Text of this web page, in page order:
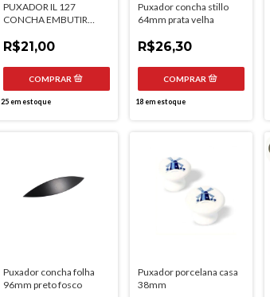
PUXADOR IL 127
CONCHA EMBUTIR
CROMADO ITALYLINE
R$21,00
25em estoque
Puxador concha stillo
64mm prata velha
R$26,30
18em estoque
Puxador concha folha
96mm preto fosco
Puxador porcelana casa
38mm